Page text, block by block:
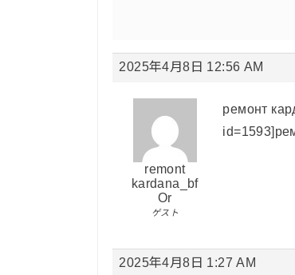
2025年4月8日 12:56 AM
remont
kardana_bf
Or
ゲスト
ремонт
2025年4月8日 1:27 AM